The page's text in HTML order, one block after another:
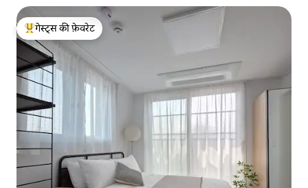
गेस्ट्स का टॉप फ़ेवरेट
गेस्ट्स की फ़ेवरेट